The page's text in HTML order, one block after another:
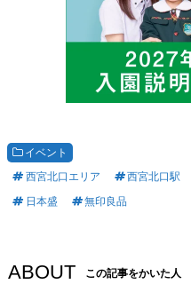
イベント
西宮北口エリア
西宮北口駅
日本盛
無印良品
ABOUT この記事をかいた人